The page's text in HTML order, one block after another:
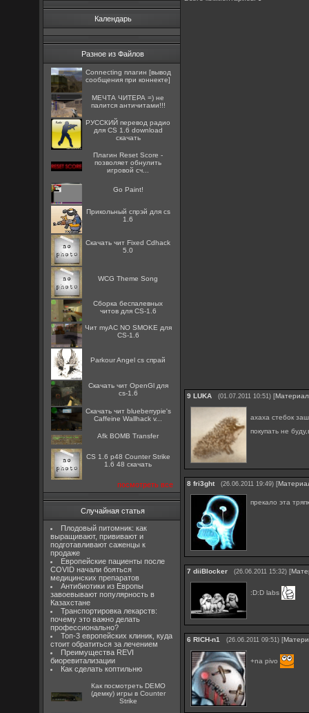
Календарь
Разное из Файлов
Connecting плагин [вывод
сообщения при коннекте]
МЕЧТА ЧИТЕРА =) не
палится античитами!!!
РУССКИЙ перевод радио
для CS 1.6 download
скачать
Плагин Reset Score -
позволяет обнулить
игровой сч...
Go Paint!
Прикольный спрэй для cs
1.6
Скачать чит Fixed Cdhack
5.0
WCG Theme Song
Сборка беспалевных
читов для CS-1.6
Чит myAC NO SMOKE для
CS-1.6
Parkour Angel cs спрай
Скачать чит OpenGl для
cs-1.6
Скачать чит blueberrypie's
Caffeine Wallhack v...
Afk BOMB Transfer
CS 1.6 p48 Counter Strike
1.6 48 скачать
посмотреть все
Случайная статья
Плодовый питомник: как
выращивают, прививают и
подготавливают саженцы к
продаже
Европейские пациенты после
COVID начали бояться
медицинских препаратов
Антибиотики из Европы
завоевывают популярность в
Казахстане
Транспортировка лекарств:
почему это важно делать
профессионально?
Топ-3 европейских клиник, куда
стоит обратиться за лечением
Преимущества REVI
биоревитализации
Как сделать коптильню
Как посмотреть DEMO
(демку) игры в Counter
Strike
9 LUKA (01.07.2011 10:51) [Материал
ахаха стебок
покупать не
8 fri3ght (26.06.2011 19:49) [
прекало эта
7 diiBlocker (26.06.2011 15:32) [
:D:D labs
6 RICH-n1 (26.06.2011 09:51) [
+na pivo